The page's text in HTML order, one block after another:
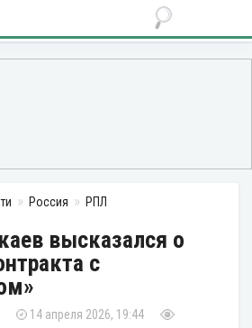
Россия РПЛ
высказался о
с
14 апреля 2026, 19:44